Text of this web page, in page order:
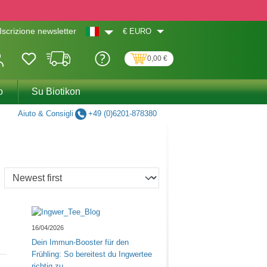
Iscrizione newsletter € EURO
0,00 €
Su Biotikon
Aiuto & Consigli +49 (0)6201-878380
16/04/2026
Dein Immun-Booster für den
Frühling: So bereitest du Ingwertee